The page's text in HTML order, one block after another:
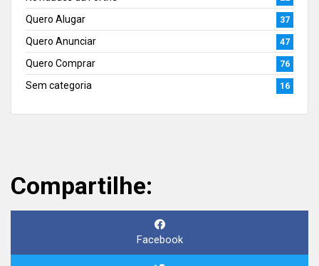
Quero Alugar 37
Quero Anunciar 47
Quero Comprar 76
Sem categoria 16
Compartilhe:
Facebook